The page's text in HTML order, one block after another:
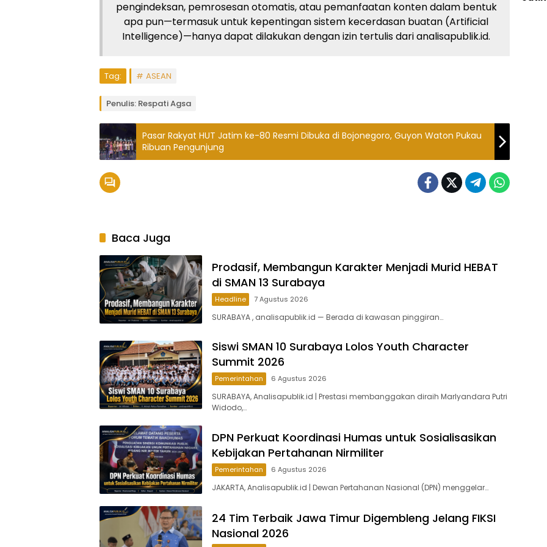
pengindeksan, pemrosesan otomatis, atau pemanfaatan konten dalam bentuk
apa pun—termasuk untuk kepentingan sistem kecerdasan buatan (Artificial
Intelligence)—hanya dapat dilakukan dengan izin tertulis dari analisapublik.id.
Tag: ASEAN
Penulis: Respati Agsa
Pasar Rakyat HUT Jatim ke-80 Resmi Dibuka di Bojonegoro, Guyon Waton Pukau
Ribuan Pengunjung
Baca Juga
Prodasif, Membangun Karakter Menjadi Murid HEBAT
di SMAN 13 Surabaya
Headline 7 Agustus 2026
SURABAYA , analisapublik.id — Berada di kawasan pinggiran…
Siswi SMAN 10 Surabaya Lolos Youth Character
Summit 2026
Pemerintahan 6 Agustus 2026
SURABAYA, Analisapublik.id | Prestasi membanggakan diraih Marlyandara Putri
Widodo,…
DPN Perkuat Koordinasi Humas untuk Sosialisasikan
Kebijakan Pertahanan Nirmiliter
Pemerintahan 6 Agustus 2026
JAKARTA, Analisapublik.id | Dewan Pertahanan Nasional (DPN) menggelar…
24 Tim Terbaik Jawa Timur Digembleng Jelang FIKSI
Nasional 2026